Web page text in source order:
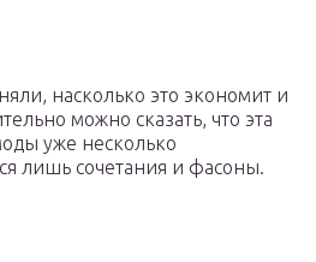
насколько это экономит и
можно сказать, что эта
уже несколько
лишь сочетания и фасоны.